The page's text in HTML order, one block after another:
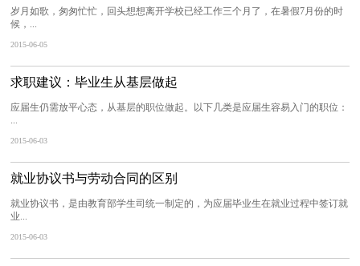
岁月如歌，匆匆忙忙，回头想想离开学校已经工作三个月了，在暑假7月份的时
候，...
2015-06-05
求职建议：毕业生从基层做起
应届生仍需放平心态，从基层的职位做起。以下几类是应届生容易入门的职位：
...
2015-06-03
就业协议书与劳动合同的区别
就业协议书，是由教育部学生司统一制定的，为应届毕业生在就业过程中签订就
业...
2015-06-03